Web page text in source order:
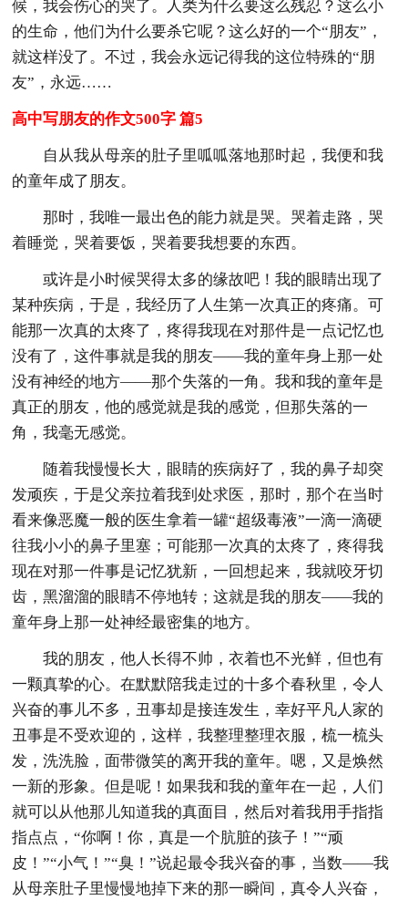
候，我会伤心的哭了。人类为什么要这么残忍？这么小
的生命，他们为什么要杀它呢？这么好的一个“朋友”，
就这样没了。不过，我会永远记得我的这位特殊的“朋
友”，永远……
高中写朋友的作文500字 篇5
自从我从母亲的肚子里呱呱落地那时起，我便和我
的童年成了朋友。
那时，我唯一最出色的能力就是哭。哭着走路，哭
着睡觉，哭着要饭，哭着要我想要的东西。
或许是小时候哭得太多的缘故吧！我的眼睛出现了
某种疾病，于是，我经历了人生第一次真正的疼痛。可
能那一次真的太疼了，疼得我现在对那件是一点记忆也
没有了，这件事就是我的朋友——我的童年身上那一处
没有神经的地方——那个失落的一角。我和我的童年是
真正的朋友，他的感觉就是我的感觉，但那失落的一
角，我毫无感觉。
随着我慢慢长大，眼睛的疾病好了，我的鼻子却突
发顽疾，于是父亲拉着我到处求医，那时，那个在当时
看来像恶魔一般的医生拿着一罐“超级毒液”一滴一滴硬
往我小小的鼻子里塞；可能那一次真的太疼了，疼得我
现在对那一件事是记忆犹新，一回想起来，我就咬牙切
齿，黑溜溜的眼睛不停地转；这就是我的朋友——我的
童年身上那一处神经最密集的地方。
我的朋友，他人长得不帅，衣着也不光鲜，但也有
一颗真挚的心。在默默陪我走过的十多个春秋里，令人
兴奋的事儿不多，丑事却是接连发生，幸好平凡人家的
丑事是不受欢迎的，这样，我整理整理衣服，梳一梳头
发，洗洗脸，面带微笑的离开我的童年。嗯，又是焕然
一新的形象。但是呢！如果我和我的童年在一起，人们
就可以从他那儿知道我的真面目，然后对着我用手指指
指点点，“你啊！你，真是一个肮脏的孩子！”“顽
皮！”“小气！”“臭！”说起最令我兴奋的事，当数——我
从母亲肚子里慢慢地掉下来的那一瞬间，真令人兴奋，